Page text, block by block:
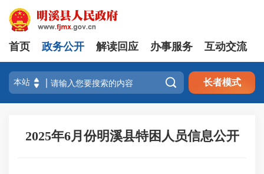
首页 政务公开 解读回应 办事服务 互动交流
 长者模式
2025年6月份明溪县特困人员信息公开